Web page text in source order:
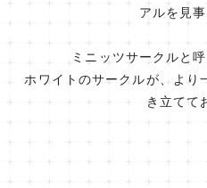
アルを見事
ミニッツサークルと
ホワイトのサークルが、より
き立てて